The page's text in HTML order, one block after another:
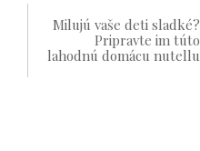
Milujú vaše deti sladké?
Pripravte im túto
lahodnú domácu nutellu